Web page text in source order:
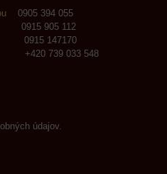
0905 394 055
905 112
033 548
údajov.